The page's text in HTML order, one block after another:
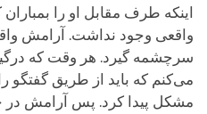
اینکه طرف مقابل او را
واقعی وجود نداشت. آرامش
سرچشمه گیرد. هر وقت که
می‌کنم که باید از طریق گفتگو
مشکل پیدا کرد. پس آرامش در